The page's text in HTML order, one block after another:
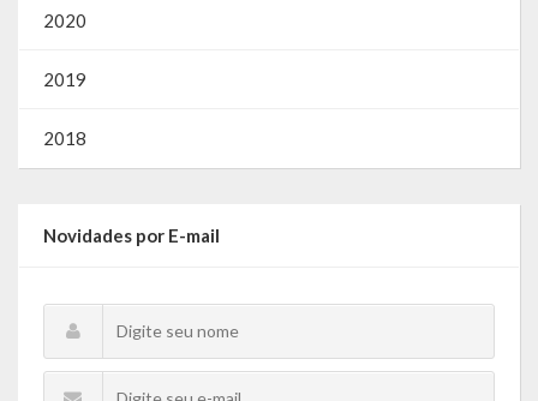
2020
2019
2018
Novidades por E-mail